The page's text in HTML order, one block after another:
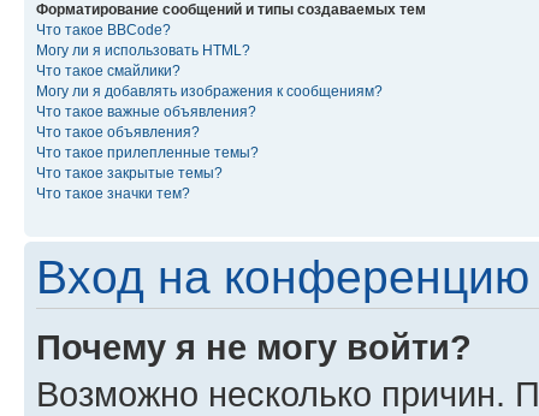
Форматирование сообщений и типы создаваемых тем
Что такое BBCode?
Могу ли я использовать HTML?
Что такое смайлики?
Могу ли я добавлять изображения к сообщениям?
Что такое важные объявления?
Что такое объявления?
Что такое прилепленные темы?
Что такое закрытые темы?
Что такое значки тем?
Вход на конференцию
Почему я не могу войти?
Возможно несколько причин.